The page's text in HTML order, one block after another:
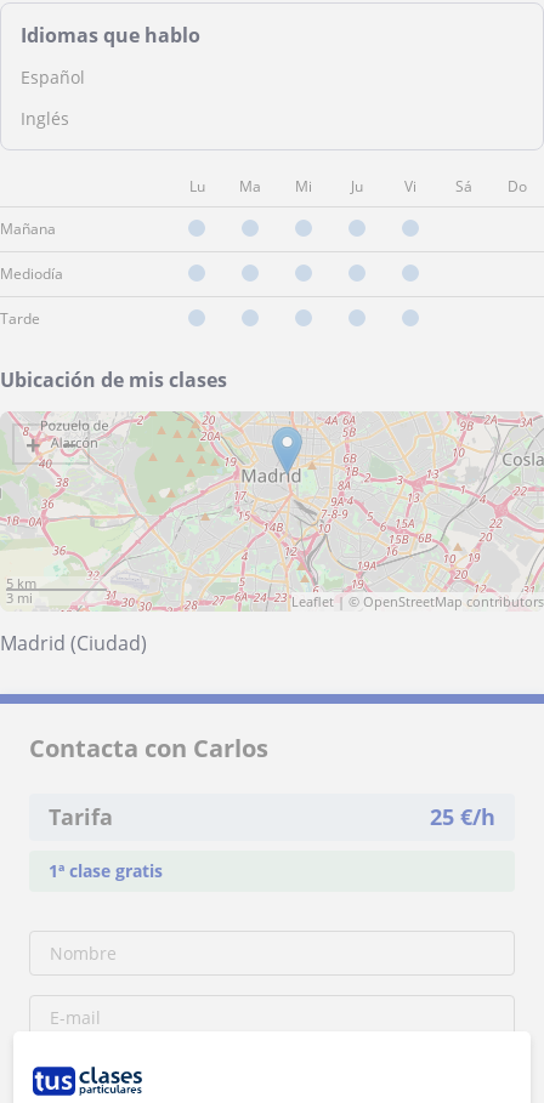
Idiomas que hablo
Español
Inglés
Lu Ma Mi Ju Vi Sá Do
Mañana
Mediodía
Tarde
Ubicación de mis clases
+ −
5 km
3 mi
Leaflet | © OpenStreetMap contributors
Madrid (Ciudad)
Contacta con Carlos
Tarifa 25 €/h
1ª clase gratis